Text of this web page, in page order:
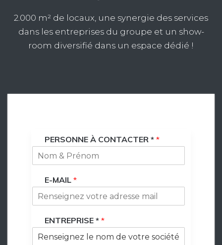
2.000 m² de locaux, une synergie des services
dans les entreprises du groupe et un show-
room diversifié dans un espace dédié !
PERSONNE À CONTACTER * *
E-MAIL *
ENTREPRISE * *